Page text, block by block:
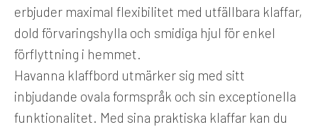
erbjuder maximal flexibilitet med utfällbara klaffar,
dold förvaringshylla och smidiga hjul för enkel
förflyttning i hemmet.
Havanna klaffbord utmärker sig med sitt
inbjudande ovala formspråk och sin exceptionella
funktionalitet. Med sina praktiska klaffar kan du